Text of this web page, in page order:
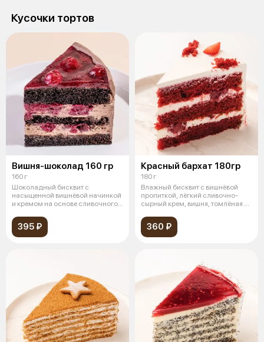
Кусочки тортов
Вишня-шоколад 160 гр
160 г
Шоколадный бисквит с
насыщенной вишнёвой начинкой
и кремом на основе сливочного
395 ₽
Красный бархат 180гр
180 г
Влажный бисквит с вишнёвой
пропиткой, лёгкий сливочно-
сырный крем, вишня, томлёная в
360 ₽